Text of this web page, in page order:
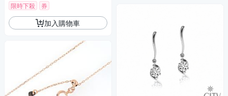
限時下殺 券
加入購物車